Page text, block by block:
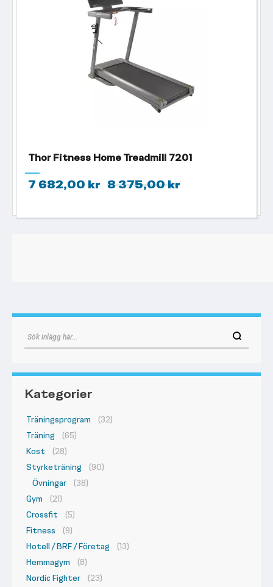
Thor Fitness Home Treadmill 7201
7 682,00 kr 8 375,00 kr
Kategorier
Träningsprogram
(32)
Träning
(65)
Kost
(28)
Styrketräning
(90)
Övningar
(38)
Gym
(21)
Crossfit
(5)
Fitness
(9)
Hotell / BRF / Företag
(13)
Hemmagym
(8)
Nordic Fighter
(23)